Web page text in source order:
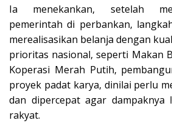
Ia menekankan, setelah
pemerintah di perbankan,
merealisasikan belanja dengan
prioritas nasional, seperti Makan
Koperasi Merah Putih,
proyek padat karya, dinilai perlu
dan dipercepat agar dampaknya
rakyat.